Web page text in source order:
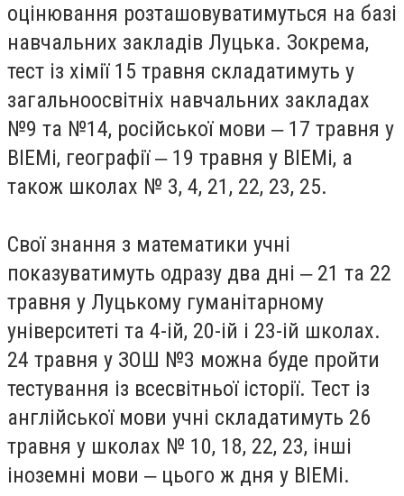
оцінювання розташовуватимуться на базі
навчальних закладів Луцька. Зокрема,
тест із хімії 15 травня складатимуть у
загальноосвітніх навчальних закладах
№9 та №14, російської мови ‒ 17 травня у
ВІЕМі, географії ‒ 19 травня у ВІЕМі, а
також школах № 3, 4, 21, 22, 23, 25.
Свої знання з математики учні
показуватимуть одразу два дні ‒ 21 та 22
травня у Луцькому гуманітарному
університеті та 4-ій, 20-ій і 23-ій школах.
24 травня у ЗОШ №3 можна буде пройти
тестування із всесвітньої історії. Тест із
англійської мови учні складатимуть 26
травня у школах № 10, 18, 22, 23, інші
іноземні мови ‒ цього ж дня у ВІЕМі.